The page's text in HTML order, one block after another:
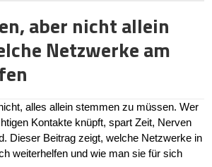
können einfache
EÜR-Methode betreiben, eingetragene
Solidaritätszuschlag, Gewerbesteuer
Land- und Forstwirte),
aber nicht allein
Netzwerke am
alles allein stemmen zu müssen. Wer
Kontakte knüpft, spart Zeit, Nerven
Dieser Beitrag zeigt, welche Netzwerke in
weiterhelfen und wie man sie für sich